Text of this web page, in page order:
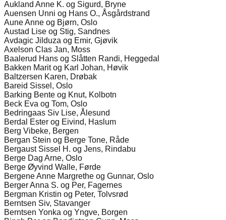
Aukland Anne K. og Sigurd, Bryne
Auensen Unni og Hans O., Åsgårdstrand
Aune Anne og Bjørn, Oslo
Austad Lise og Stig, Sandnes
Avdagic Jilduza og Emir, Gjøvik
Axelson Clas Jan, Moss
Baalerud Hans og Slåtten Randi, Heggedal
Bakken Marit og Karl Johan, Høvik
Baltzersen Karen, Drøbak
Bareid Sissel, Oslo
Barking Bente og Knut, Kolbotn
Beck Eva og Tom, Oslo
Bedringaas Siv Lise, Ålesund
Berdal Ester og Eivind, Haslum
Berg Vibeke, Bergen
Bergan Stein og Berge Tone, Råde
Bergaust Sissel H. og Jens, Rindabu
Berge Dag Arne, Oslo
Berge Øyvind Walle, Førde
Bergene Anne Margrethe og Gunnar, Oslo
Berger Anna S. og Per, Fagernes
Bergman Kristin og Peter, Tolvsrød
Berntsen Siv, Stavanger
Berntsen Yonka og Yngve, Borgen